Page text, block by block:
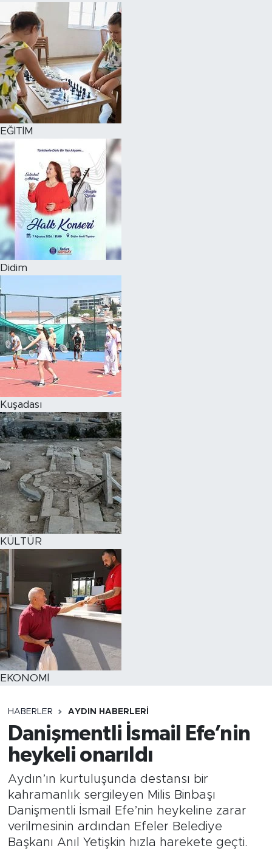
EĞİTİM
Didim
Kuşadası
KÜLTÜR
EKONOMİ
HABERLER AYDIN HABERLERI
Danişmentli İsmail Efe’nin
heykeli onarıldı
Aydın’ın kurtuluşunda destansı bir
kahramanlık sergileyen Milis Binbaşı
Danişmentli İsmail Efe’nin heykeline zarar
verilmesinin ardından Efeler Belediye
Başkanı Anıl Yetişkin hızla harekete geçti.